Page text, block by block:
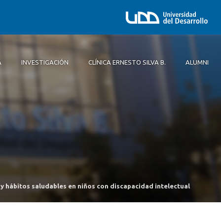
UDD
INVESTIGACIÓN CLÍNICA ERNESTO SILVA B. ALUMNI
hábitos saludables en niños con discapacidad intelectual